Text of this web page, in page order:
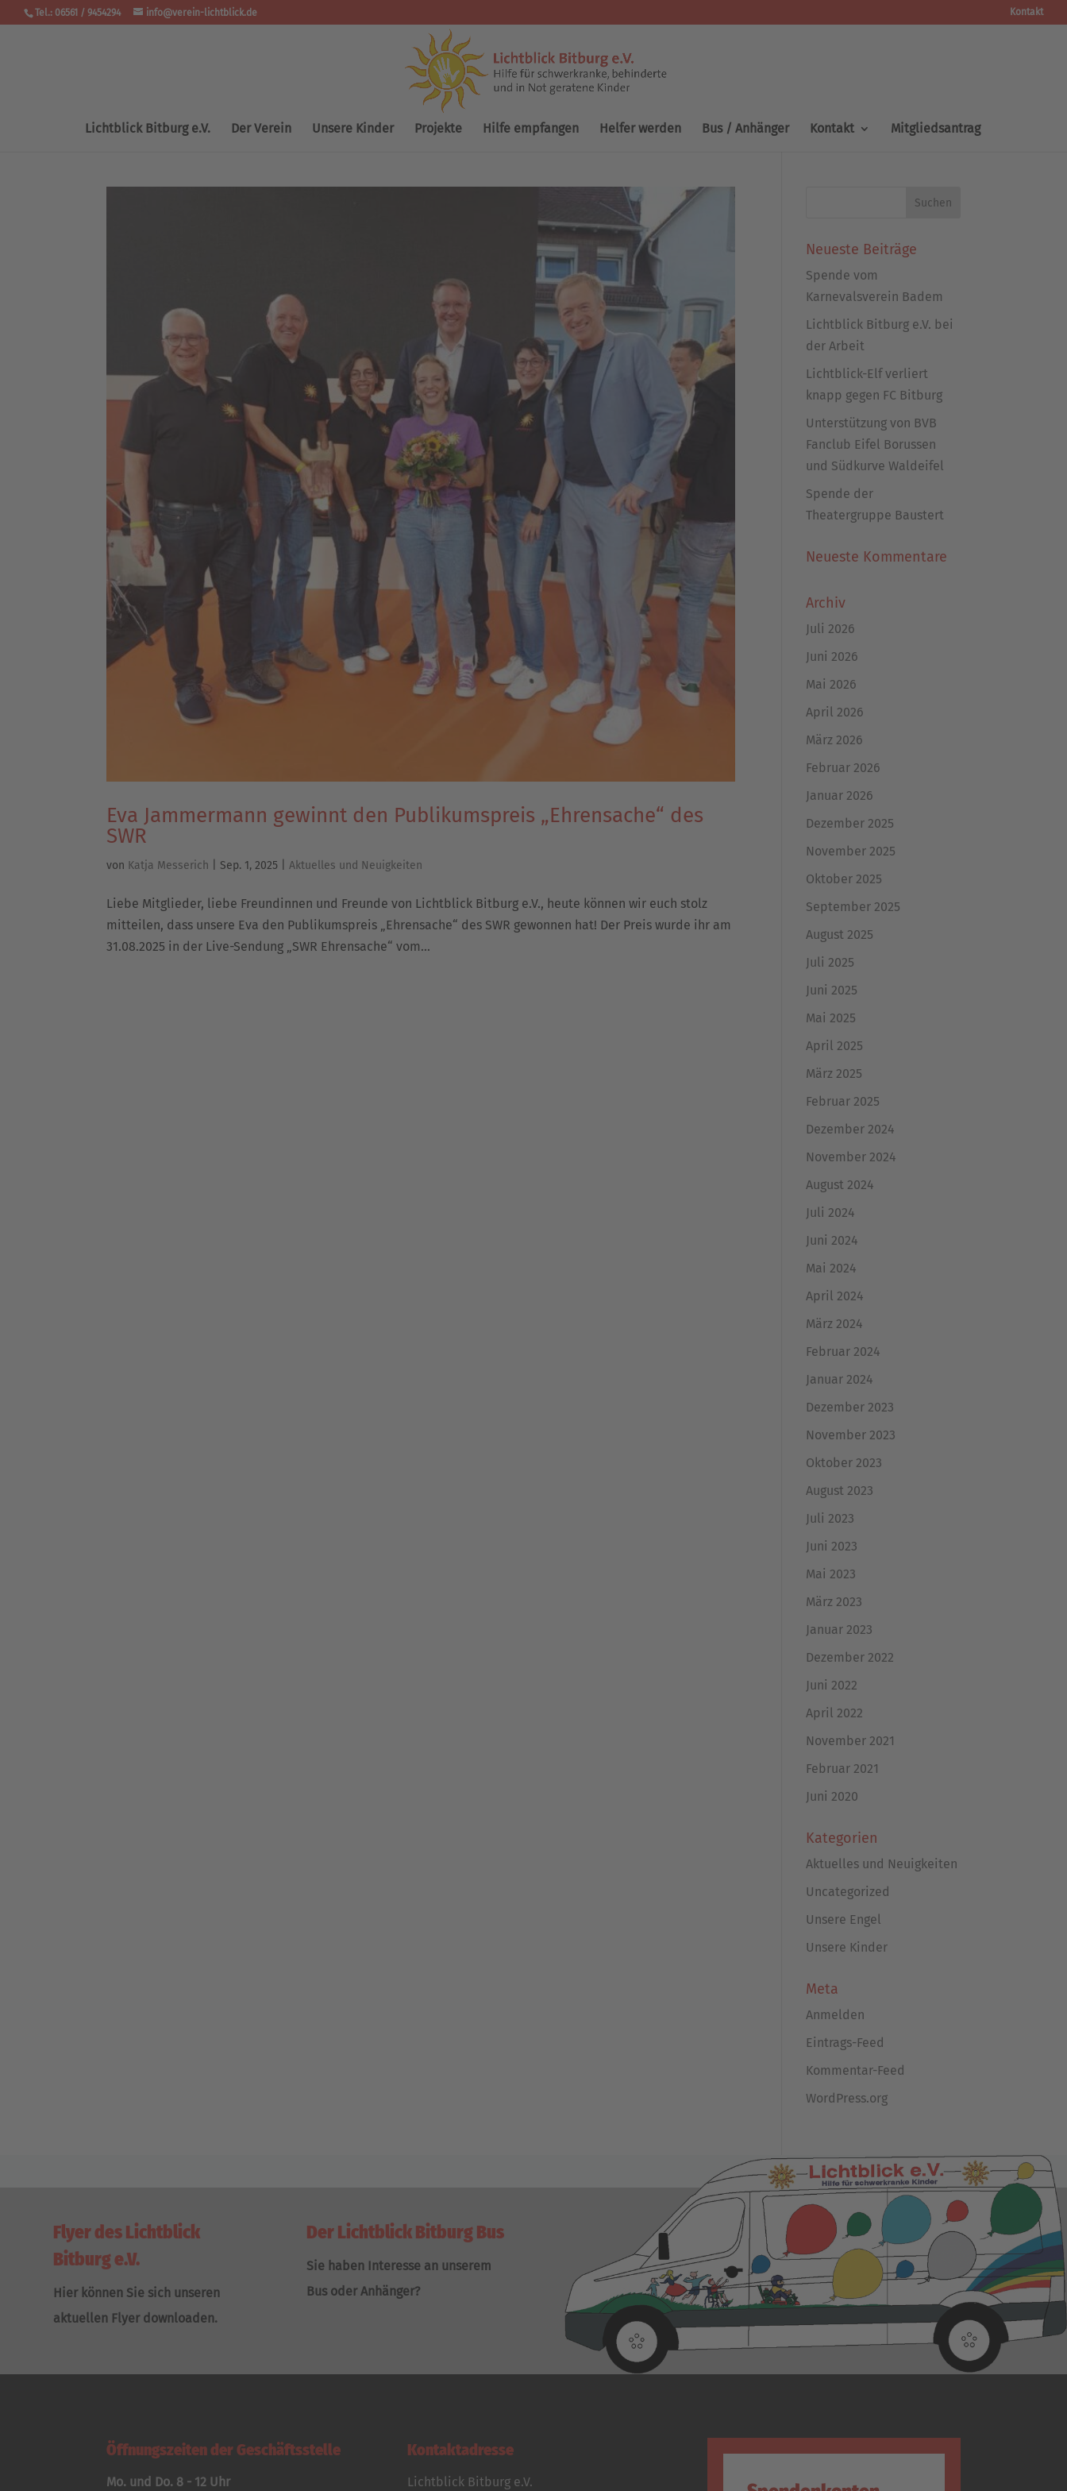
Tel.: 06561 / 9454294 info@verein-lichtblick.de Kontakt
Lichtblick Bitburg e.V. Der Verein Unsere Kinder Projekte Hilfe empfangen Helfer werden Bus / Anhänger Kontakt Mitgliedsantrag
Eva Jammermann gewinnt den Publikumspreis „Ehrensache“ des
SWR
von Katja Messerich Sep. 1, 2025 |Aktuelles und Neuigkeiten
Liebe Mitglieder, liebe Freundinnen und Freunde von Lichtblick Bitburg e.V., heute können wir euch stolz
mitteilen, dass unsere Eva den Publikumspreis „Ehrensache“ des SWR gewonnen hat! Der Preis wurde ihr am
31.08.2025 in der Live-Sendung „SWR Ehrensache“ vom...
Neueste Beiträge
Spende vom
Karnevalsverein Badem
Lichtblick Bitburg e.V. bei
der Arbeit
Lichtblick-Elf verliert
knapp gegen FC Bitburg
Unterstützung von BVB
Fanclub Eifel Borussen
und Südkurve Waldeifel
Spende der
Theatergruppe Baustert
Neueste Kommentare
Archiv
Juli 2026
Juni 2026
Mai 2026
April 2026
März 2026
Februar 2026
Januar 2026
Dezember 2025
November 2025
Oktober 2025
September 2025
August 2025
Juli 2025
Juni 2025
Mai 2025
April 2025
März 2025
Februar 2025
Dezember 2024
November 2024
August 2024
Juli 2024
Juni 2024
Mai 2024
April 2024
März 2024
Februar 2024
Januar 2024
Dezember 2023
November 2023
Oktober 2023
August 2023
Juli 2023
Juni 2023
Mai 2023
März 2023
Januar 2023
Dezember 2022
Juni 2022
April 2022
November 2021
Februar 2021
Juni 2020
Kategorien
Aktuelles und Neuigkeiten
Uncategorized
Unsere Engel
Unsere Kinder
Meta
Anmelden
Eintrags-Feed
Kommentar-Feed
WordPress.org
Flyer des Lichtblick
Bitburg e.V.
Hier können Sie sich unseren
aktuellen Flyer downloaden.
Der Lichtblick Bitburg Bus
Sie haben Interesse an unserem
Bus oder Anhänger?
Öffnungszeiten der Geschäftsstelle
Mo. und Do. 8 - 12 Uhr
Kontaktadresse
Lichtblick Bitburg e.V.